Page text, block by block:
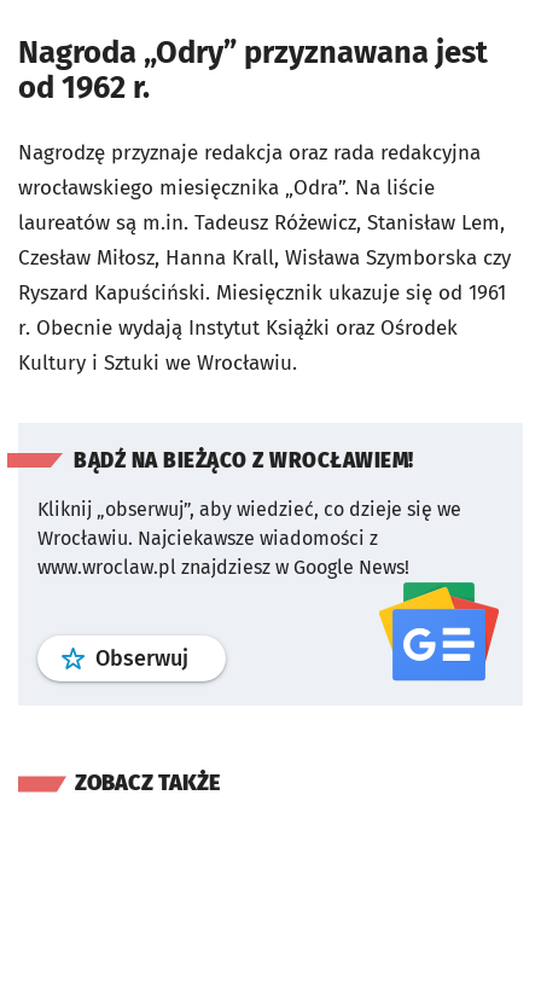
Nagroda „Odry” przyznawana jest
od 1962 r.
Nagrodzę przyznaje redakcja oraz rada redakcyjna
wrocławskiego miesięcznika „Odra”. Na liście
laureatów są m.in. Tadeusz Różewicz, Stanisław Lem,
Czesław Miłosz, Hanna Krall, Wisława Szymborska czy
Ryszard Kapuściński. Miesięcznik ukazuje się od 1961
r. Obecnie wydają Instytut Książki oraz Ośrodek
Kultury i Sztuki we Wrocławiu.
BĄDŹ NA BIEŻĄCO Z WROCŁAWIEM!
Kliknij „obserwuj”, aby wiedzieć, co dzieje się we
Wrocławiu. Najciekawsze wiadomości z
www.wroclaw.pl znajdziesz w Google News!
Obserwuj profil serwisu
ZOBACZ TAKŻE